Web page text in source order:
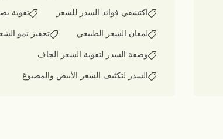
اكتشفي فوائد السدر للشعر تقوية
لمعان الشعر الطبيعي تحفيز نمو
وصفة السدر لتقوية الشعر الجاف
السدر لتكثيف الشعر الأبيض والمصبوغ